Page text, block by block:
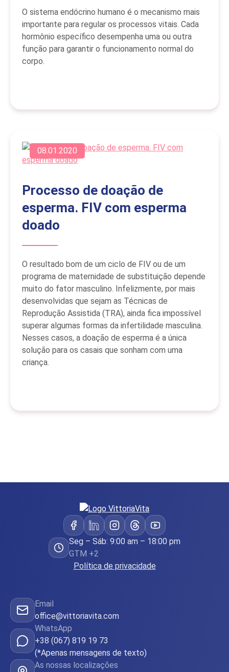
O sistema endócrino humano é o mecanismo mais
importante para regular os processos vitais. Cada
hormônio específico desempenha uma ou outra
função para garantir o funcionamento normal do
corpo.
08.01.2020
Processo de doação de
esperma. FIV com esperma
doado
O resultado bom de um ciclo de FIV ou de um
programa de maternidade de substituição depende
muito do fator masculino. Infelizmente, por mais
desenvolvidas que sejam as Técnicas de
Reprodução Assistida (TRA), ainda fica impossível
superar algumas formas da infertilidade masculina.
Nesses casos, a doação de esperma é a única
solução para os casais que sonham com uma
criança.
Seg – Sáb: 9:00 am – 18:00 pm
GTM +2
Política de privacidade
Email
office@vittoriavita.com
WhatsApp
+38 (067) 819 19 73
(*Apenas mensagens de texto)
As nossas localizações